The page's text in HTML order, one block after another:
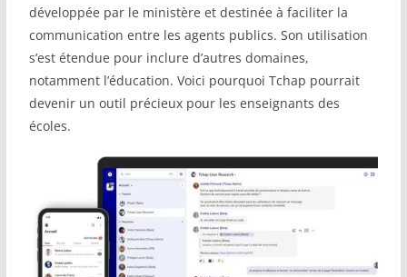
développée par le ministère et destinée à faciliter la
communication entre les agents publics. Son utilisation
s’est étendue pour inclure d’autres domaines,
notamment l’éducation. Voici pourquoi Tchap pourrait
devenir un outil précieux pour les enseignants des
écoles.